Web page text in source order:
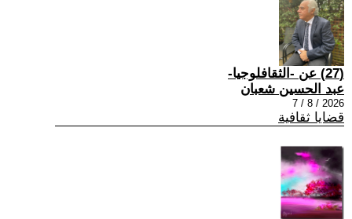
(27) عن -الثقافلوجيا-
عبد الحسين شعبان
2026 / 8 / 7
قضايا ثقافية